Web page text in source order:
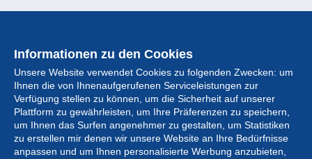
Informationen zu den Cookies
Unsere Website verwendet Cookies zu folgenden Zwecken: um
Ihnen die von Ihnenaufgerufenen Serviceleistungen zur
Verfügung stellen zu können, um die Sicherheit auf unserer
Plattform zu gewährleisten, um Ihre Präferenzen zu speichern,
um Ihnen das Surfen angenehmer zu gestalten, um Statistiken
zu erstellen mir denen wir unsere Website an Ihre Bedürfnisse
anpassen und um Ihnen personalisierte Werbung anzubieten,